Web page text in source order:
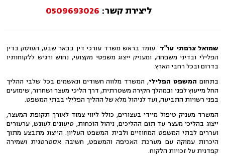
ליצירת קשר: 0509693026
שמואל צרפתי עו"ד עומד בראש משרד עורכי דין בבאר שבע, העוסק בדין
הפלילי ובדיני משפחה, ומעניק ייצוג משפטי מקצועי, נחוש ורגיש ללקוחותיו
בדרום ובכל רחבי הארץ.
בתחום המשפט הפלילי, המשרד מלווה חשודים ונאשמים בכל שלבי ההליך
החל מייעוץ לפני ובמהלך חקירה משטרתית, דרך הליכי מעצר ושחרור, שימועים
בפני רשויות התביעה, ועד לניהול מלא של ההליך הפלילי בבתי המשפט.
המשרד מעניק טיפול מיידי בעצורים, כולל ליווי צמוד לאורך תקופת המעצר,
ייצוג בהליכי מעצר עד תום ההליכים, ניהול הוכחות, טיעונים לעונש, ערעורים
ועררים לבתי המשפט המחוזיים ולבית המשפט העליון. הייצוג מתבצע מתוך
היכרות עמוקה עם מערכת האכיפה והמשפט, חשיבה אסטרטגית ושמירה
קפדנית על זכויות הלקוח.